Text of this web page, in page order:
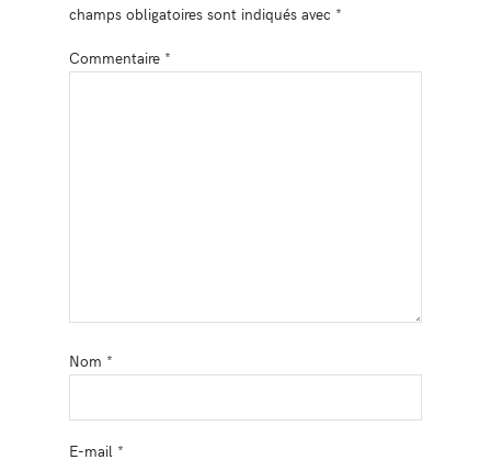
champs obligatoires sont indiqués avec *
Commentaire *
Nom *
E-mail *